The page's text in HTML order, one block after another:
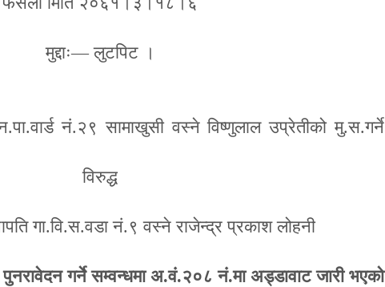
मुद्दाः—लुटपिट ।
नं.२९ सामाखुसी वस्ने विष्णुलाल उप्रेतीको मु.स.गर्ने
विरुद्ध
गा.वि.स.वडा नं.९ वस्ने राजेन्द्र प्रकाश लोहनी
पुनरावेदन गर्ने सम्वन्धमा अ.वं.२०८ नं.मा अड्डावाट जारी भएको